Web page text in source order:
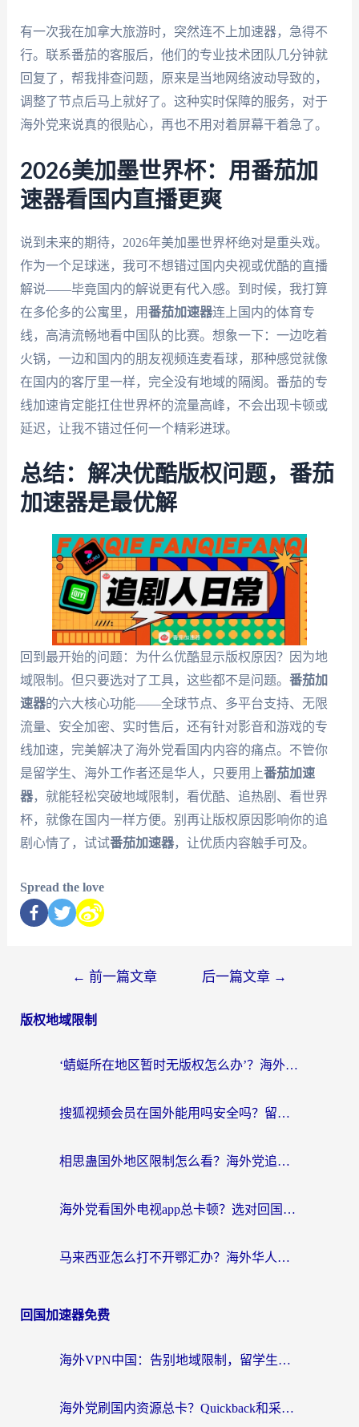
有一次我在加拿大旅游时，突然连不上加速器，急得不
行。联系番茄的客服后，他们的专业技术团队几分钟就
回复了，帮我排查问题，原来是当地网络波动导致的，
调整了节点后马上就好了。这种实时保障的服务，对于
海外党来说真的很贴心，再也不用对着屏幕干着急了。
2026美加墨世界杯：用番茄加
速器看国内直播更爽
说到未来的期待，2026年美加墨世界杯绝对是重头戏。
作为一个足球迷，我可不想错过国内央视或优酷的直播
解说——毕竟国内的解说更有代入感。到时候，我打算
在多伦多的公寓里，用番茄加速器连上国内的体育专
线，高清流畅地看中国队的比赛。想象一下：一边吃着
火锅，一边和国内的朋友视频连麦看球，那种感觉就像
在国内的客厅里一样，完全没有地域的隔阂。番茄的专
线加速肯定能扛住世界杯的流量高峰，不会出现卡顿或
延迟，让我不错过任何一个精彩进球。
总结：解决优酷版权问题，番茄
加速器是最优解
回到最开始的问题：为什么优酷显示版权原因？因为地
域限制。但只要选对了工具，这些都不是问题。 番茄加
速器的六大核心功能——全球节点、多平台支持、无限
流量、安全加密、实时售后，还有针对影音和游戏的专
线加速，完美解决了海外党看国内内容的痛点。不管你
是留学生、海外工作者还是华人，只要用上番茄加速
器，就能轻松突破地域限制，看优酷、追热剧、看世界
杯，就像在国内一样方便。别再让版权原因影响你的追
剧心情了，试试番茄加速器，让优质内容触手可及。
Spread the love
← 前一篇文章 后一篇文章 →
版权地域限制
‘蜻蜓所在地区暂时无版权怎么办’？海外党看国内内容、办国内事的实用指南
搜狐视频会员在国外能用吗安全吗？留学生亲测有效的回国观影解决方案
相思蛊国外地区限制怎么看？海外党追剧听歌的终极解决方案
海外党看国外电视app总卡顿？选对回国加速器，追剧购物两不误
马来西亚怎么打不开鄂汇办？海外华人必备的回国加速指南，解决追剧、办事、阅读难题
回国加速器免费
海外VPN中国：告别地域限制，留学生与华人如何轻松刷国内剧、玩国服？
海外党刷国内资源总卡？Quickback和采集蜂好用吗？这篇指南帮你避坑